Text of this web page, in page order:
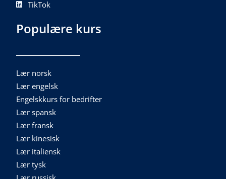
TikTok
Populære kurs
Lær norsk
Lær engelsk
Engelskkurs for bedrifter
Lær spansk
Lær fransk
Lær kinesisk
Lær italiensk
Lær tysk